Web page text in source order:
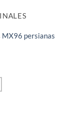
MX96 persianas